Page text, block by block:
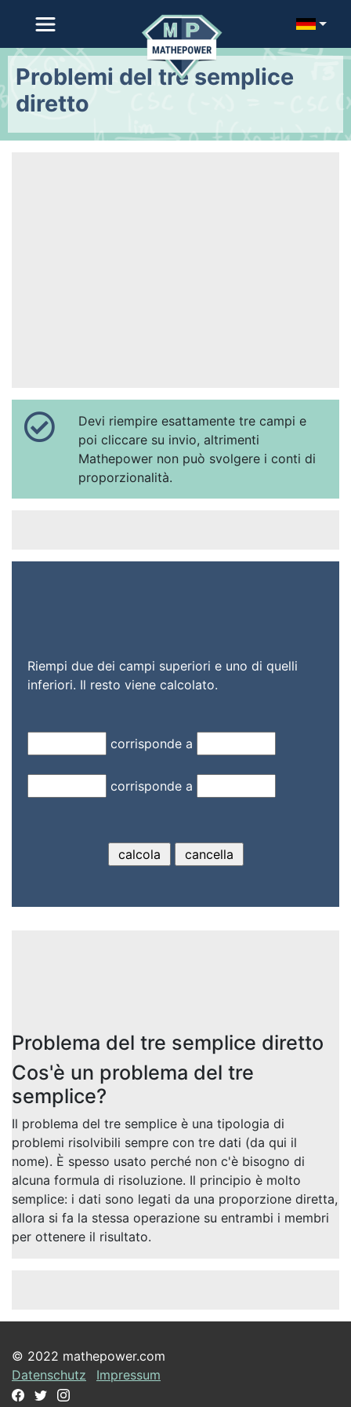
Problemi del tre semplice
diretto
Devi riempire esattamente tre campi e
poi cliccare su invio, altrimenti
Mathepower non può svolgere i conti di
proporzionalità.
Riempi due dei campi superiori e uno di quelli
inferiori. Il resto viene calcolato.
corrisponde a
corrisponde a
Problema del tre semplice diretto
Cos'è un problema del tre
semplice?
Il problema del tre semplice è una tipologia di
problemi risolvibili sempre con tre dati (da qui il
nome). È spesso usato perché non c'è bisogno di
alcuna formula di risoluzione. Il principio è molto
semplice: i dati sono legati da una proporzione diretta,
allora si fa la stessa operazione su entrambi i membri
per ottenere il risultato.
© 2022 mathepower.com
Datenschutz
Impressum